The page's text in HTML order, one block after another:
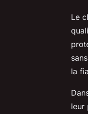
Le
la
leur